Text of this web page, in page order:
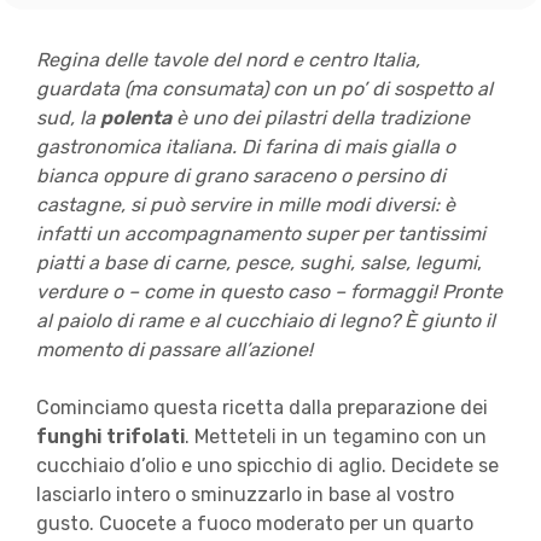
Regina delle tavole del nord e centro Italia,
guardata (ma consumata) con un po’ di sospetto al
sud, la polentaè uno dei pilastri della tradizione
gastronomica italiana. Di farina di mais gialla o
bianca oppure di grano saraceno o persino di
castagne, si può servire in mille modi diversi: è
infatti un accompagnamento super per tantissimi
piatti a base di carne, pesce, sughi, salse, legumi,
verdure o – come in questo caso – formaggi! Pronte
al paiolo di rame e al cucchiaio di legno? È giunto il
momento di passare all’azione!
Cominciamo questa ricetta dalla preparazione dei
funghi trifolati. Metteteli in un tegamino con un
cucchiaio d’olio e uno spicchio di aglio. Decidete se
lasciarlo intero o sminuzzarlo in base al vostro
gusto. Cuocete a fuoco moderato per un quarto